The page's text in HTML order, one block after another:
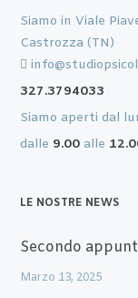
Siamo in Viale
Castrozza (TN)
327.3794033
Siamo aperti dal
dalle 9.00 alle
LE NOSTRE NEWS
Secondo
Marzo 13, 2025